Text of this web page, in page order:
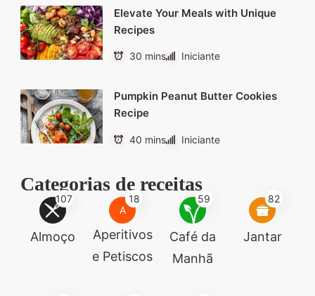
Elevate Your Meals with Unique
Recipes
30 mins Iniciante
Pumpkin Peanut Butter Cookies
Recipe
40 mins Iniciante
Categorias de receitas
107
Almoço
A
18
Aperitivos
e Petiscos
59
Café da
Manhã
82
Jantar